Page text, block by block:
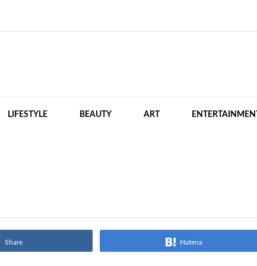
LIFESTYLE BEAUTY ART ENTERTAINMENT
Share Hatena